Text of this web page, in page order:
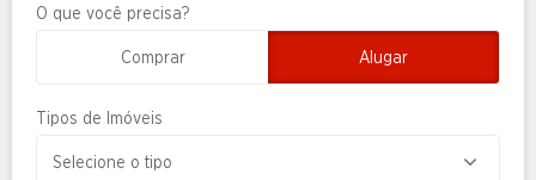
O que você precisa?
Comprar Alugar
Tipos de Imóveis